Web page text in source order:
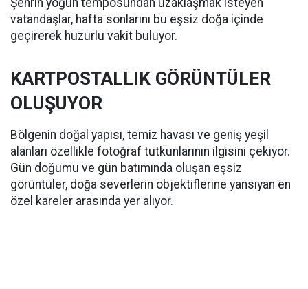
Şehrin yoğun temposundan uzaklaşmak isteyen
vatandaşlar, hafta sonlarını bu eşsiz doğa içinde
geçirerek huzurlu vakit buluyor.
KARTPOSTALLIK GÖRÜNTÜLER
OLUŞUYOR
Bölgenin doğal yapısı, temiz havası ve geniş yeşil
alanları özellikle fotoğraf tutkunlarının ilgisini çekiyor.
Gün doğumu ve gün batımında oluşan eşsiz
görüntüler, doğa severlerin objektiflerine yansıyan en
özel kareler arasında yer alıyor.